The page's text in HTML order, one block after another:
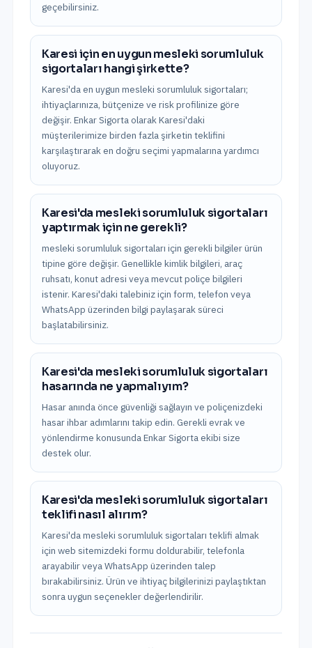
geçebilirsiniz.
Karesi için en uygun mesleki sorumluluk
sigortaları hangi şirkette?
Karesi'da en uygun mesleki sorumluluk sigortaları;
ihtiyaçlarınıza, bütçenize ve risk profilinize göre
değişir. Enkar Sigorta olarak Karesi'daki
müşterilerimize birden fazla şirketin teklifini
karşılaştırarak en doğru seçimi yapmalarına yardımcı
oluyoruz.
Karesi'da mesleki sorumluluk sigortaları
yaptırmak için ne gerekli?
mesleki sorumluluk sigortaları için gerekli bilgiler ürün
tipine göre değişir. Genellikle kimlik bilgileri, araç
ruhsatı, konut adresi veya mevcut poliçe bilgileri
istenir. Karesi'daki talebiniz için form, telefon veya
WhatsApp üzerinden bilgi paylaşarak süreci
başlatabilirsiniz.
Karesi'da mesleki sorumluluk sigortaları
hasarında ne yapmalıyım?
Hasar anında önce güvenliği sağlayın ve poliçenizdeki
hasar ihbar adımlarını takip edin. Gerekli evrak ve
yönlendirme konusunda Enkar Sigorta ekibi size
destek olur.
Karesi'da mesleki sorumluluk sigortaları
teklifi nasıl alırım?
Karesi'da mesleki sorumluluk sigortaları teklifi almak
için web sitemizdeki formu doldurabilir, telefonla
arayabilir veya WhatsApp üzerinden talep
bırakabilirsiniz. Ürün ve ihtiyaç bilgilerinizi paylaştıktan
sonra uygun seçenekler değerlendirilir.